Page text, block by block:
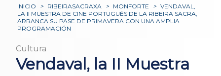
INICIO > RIBEIRASACRAXA > MONFORTE > VENDAVAL,
LA II MUESTRA DE CINE PORTUGUÉS DE LA RIBEIRA SACRA,
ARRANCA SU PASE DE PRIMAVERA CON UNA AMPLIA
PROGRAMACIÓN
Cultura
Vendaval, la II Muestra